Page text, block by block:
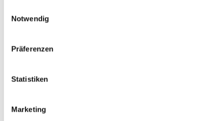
Notwendig
Präferenzen
Statistiken
Marketing